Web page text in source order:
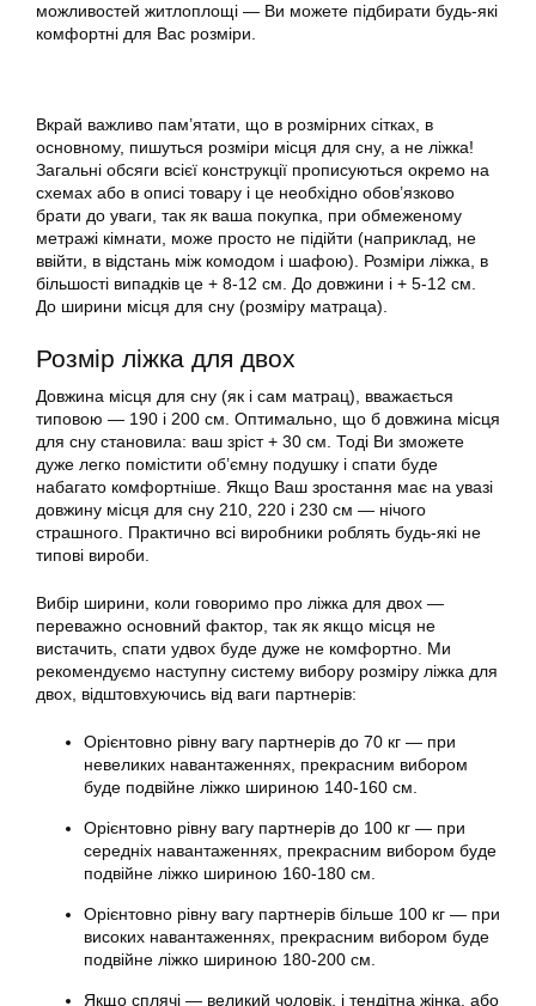
можливостей житлоплощі — Ви можете підбирати будь-які
комфортні для Вас розміри.
Вкрай важливо пам’ятати, що в розмірних сітках, в
основному, пишуться розміри місця для сну, а не ліжка!
Загальні обсяги всієї конструкції прописуються окремо на
схемах або в описі товару і це необхідно обов’язково
брати до уваги, так як ваша покупка, при обмеженому
метражі кімнати, може просто не підійти (наприклад, не
ввійти, в відстань між комодом і шафою). Розміри ліжка, в
більшості випадків це + 8-12 см. До довжини і + 5-12 см.
До ширини місця для сну (розміру матраца).
Розмір ліжка для двох
Довжина місця для сну (як і сам матрац), вважається
типовою — 190 і 200 см. Оптимально, що б довжина місця
для сну становила: ваш зріст + 30 см. Тоді Ви зможете
дуже легко помістити об’ємну подушку і спати буде
набагато комфортніше. Якщо Ваш зростання має на увазі
довжину місця для сну 210, 220 і 230 см — нічого
страшного. Практично всі виробники роблять будь-які не
типові вироби.
Вибір ширини, коли говоримо про ліжка для двох —
переважно основний фактор, так як якщо місця не
вистачить, спати удвох буде дуже не комфортно. Ми
рекомендуємо наступну систему вибору розміру ліжка для
двох, відштовхуючись від ваги партнерів:
Орієнтовно рівну вагу партнерів до 70 кг — при
невеликих навантаженнях, прекрасним вибором
буде подвійне ліжко шириною 140-160 см.
Орієнтовно рівну вагу партнерів до 100 кг — при
середніх навантаженнях, прекрасним вибором буде
подвійне ліжко шириною 160-180 см.
Орієнтовно рівну вагу партнерів більше 100 кг — при
високих навантаженнях, прекрасним вибором буде
подвійне ліжко шириною 180-200 см.
Якщо сплячі — великий чоловік, і тендітна жінка, або